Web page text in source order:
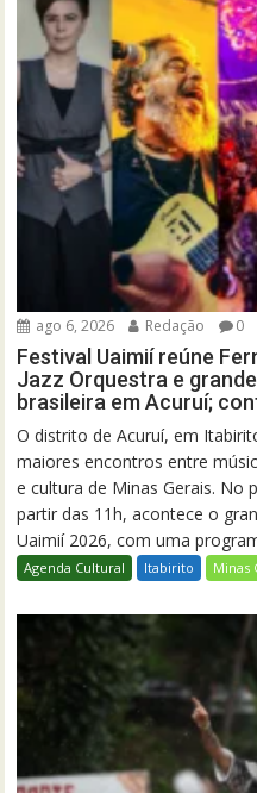
ago 6, 2026 Redação 0
Festival Uaimií reúne
Jazz Orquestra e
brasileira em Acuruí;
O distrito de Acuruí, em
maiores encontros entre
e cultura de Minas Gerais. No
partir das 11h, acontece o
Uaimií 2026, com uma
Agenda Cultural Itabirito Minas